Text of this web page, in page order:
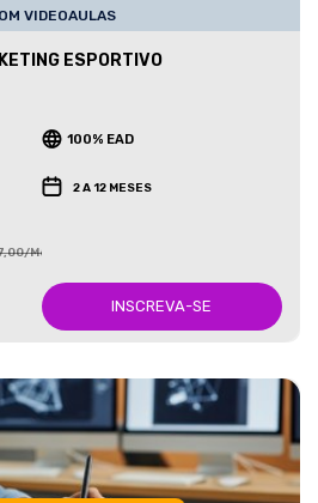
VIDEOAULAS
ESPORTIVO
100% EAD
2 A 12 MESES
Mês
INSCREVA-SE